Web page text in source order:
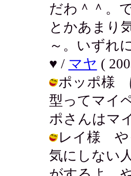
だわ＾＾。
とかあまり
～。いずれ
♥ / マヤ (
ポッポ様
型ってマイ
ポさんはマ
レイ様 や
気にしない